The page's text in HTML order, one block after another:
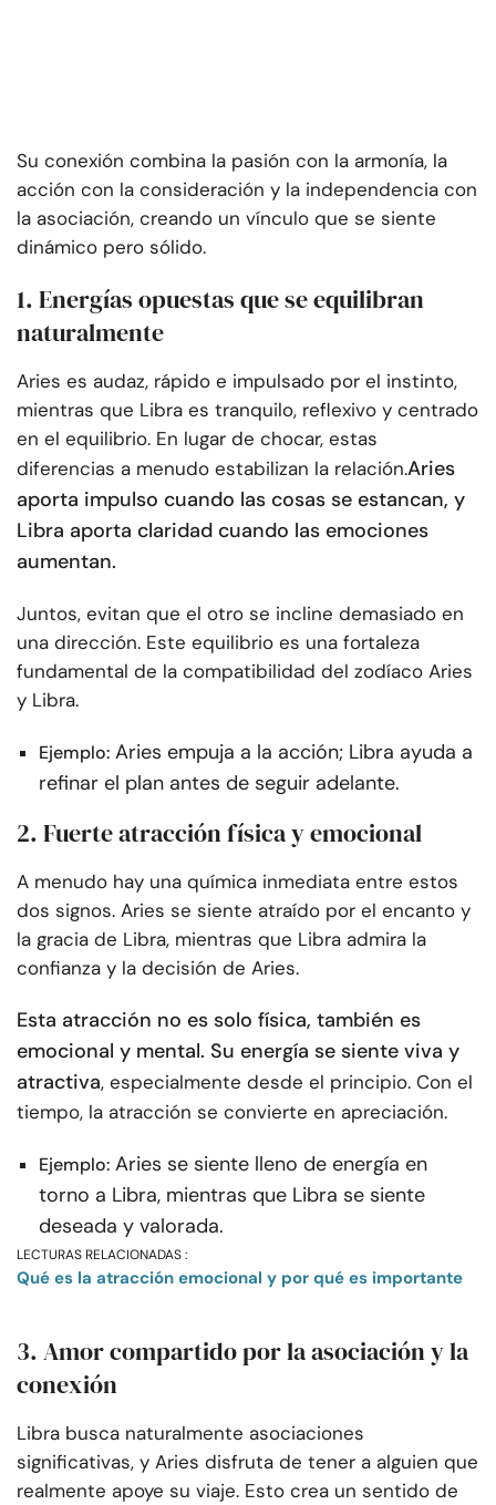
Su conexión combina la pasión con la armonía, la
acción con la consideración y la independencia con
la asociación, creando un vínculo que se siente
dinámico pero sólido.
1. Energías opuestas que se equilibran
naturalmente
Aries es audaz, rápido e impulsado por el instinto,
mientras que Libra es tranquilo, reflexivo y centrado
en el equilibrio. En lugar de chocar, estas
diferencias a menudo estabilizan la relación.Aries
aporta impulso cuando las cosas se estancan, y
Libra aporta claridad cuando las emociones
aumentan.
Juntos, evitan que el otro se incline demasiado en
una dirección. Este equilibrio es una fortaleza
fundamental de la compatibilidad del zodíaco Aries
y Libra.
Ejemplo: Aries empuja a la acción; Libra ayuda a
refinar el plan antes de seguir adelante.
2. Fuerte atracción física y emocional
A menudo hay una química inmediata entre estos
dos signos. Aries se siente atraído por el encanto y
la gracia de Libra, mientras que Libra admira la
confianza y la decisión de Aries.
Esta atracción no es solo física, también es
emocional y mental. Su energía se siente viva y
atractiva, especialmente desde el principio. Con el
tiempo, la atracción se convierte en apreciación.
Ejemplo: Aries se siente lleno de energía en
torno a Libra, mientras que Libra se siente
deseada y valorada.
LECTURAS RELACIONADAS :
Qué es la atracción emocional y por qué es importante
3. Amor compartido por la asociación y la
conexión
Libra busca naturalmente asociaciones
significativas, y Aries disfruta de tener a alguien que
realmente apoye su viaje. Esto crea un sentido de